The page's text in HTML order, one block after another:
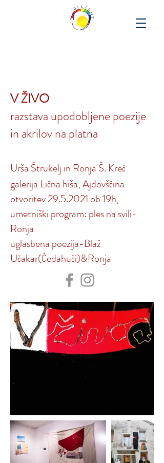
V ŽIVO
razstava upodobljene poezije
in akrilov na platna
Urša Štrukelj in Ronja Š. Kreč
galerija Lična hiša, Ajdovščina
otvoritev29.5.2021 ob 19h,
umetniški program: ples na svili-
Ronja
uglasbena poezija-Blaž
Učakar(Čedahuči)&Ronja